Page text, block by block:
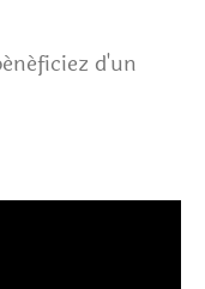
d'un